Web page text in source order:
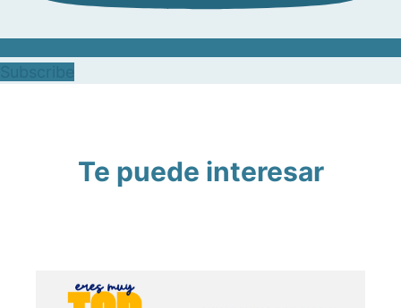
Te puede interesar